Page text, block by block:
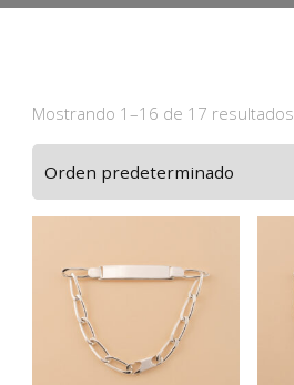
Mostrando 1–16 de 17 resultados